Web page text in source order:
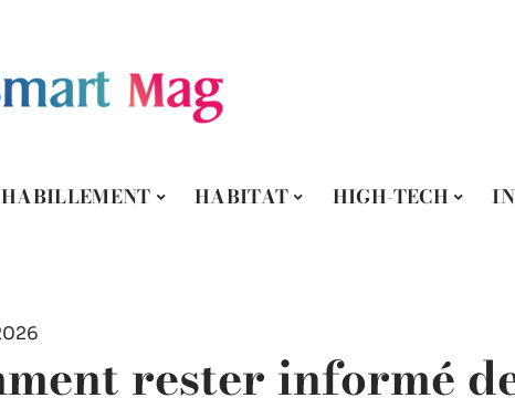
HABILLEMENT HABITAT HIGH-TECH
rester informé